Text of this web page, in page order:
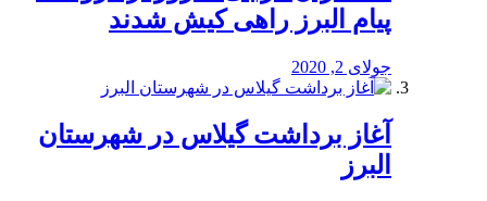
پیام البرز راهی کیش شدند
جولای 2, 2020
آغاز برداشت گیلاس در شهرستان
البرز